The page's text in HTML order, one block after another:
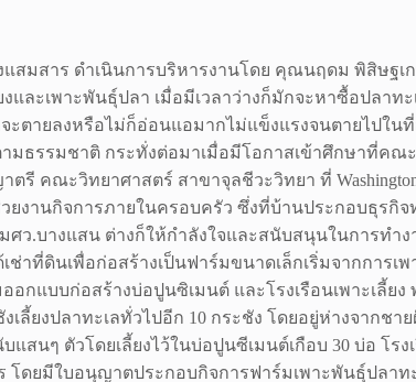
มสาร ดำเนินการบริหารงานโดย คุณนฤดม พิสิษฐเ
ะเพาะพันธุ์ปลา เมื่อมีเวลาว่างก็มักจะหาซื้อปลาท
ตายลงหรือไม่ก็อ่อนแอมากไม่แข็งแรงจนตายไปใน
มธรรมชาติ กระทั่งต่อมาเมื่อมีโอกาสเข้าศึกษาที่คณ
ณะวิทยาศาสตร์ สาขาจุลชีวะวิทยา ที่ Washington
งานกิจการภายในครอบครัว ซึ่งที่บ้านประกอบธุรกิ
ว.บางแสน ต่างก็ให้กำลังใจและสนับสนุนในการทำ
ที่ดินเพื่อก่อสร้างเป็นฟาร์มขนาดเล็กเริ่มจากการเ
กแบบก่อสร้างบ่อปูนซิเมนต์ และโรงเรือนเพาะเลี้
ยงปลาทะเลทั่วไปอีก 10 กระชัง โดยอยู่ห่างจากชา
นๆ ตัวโดยเลี้ยงไว้ในบ่อปูนซีเมนต์เกือบ 30 บ่อ โร
โดยมีใบอนุญาตประกอบกิจการฟาร์มเพาะพันธุ์ปลา